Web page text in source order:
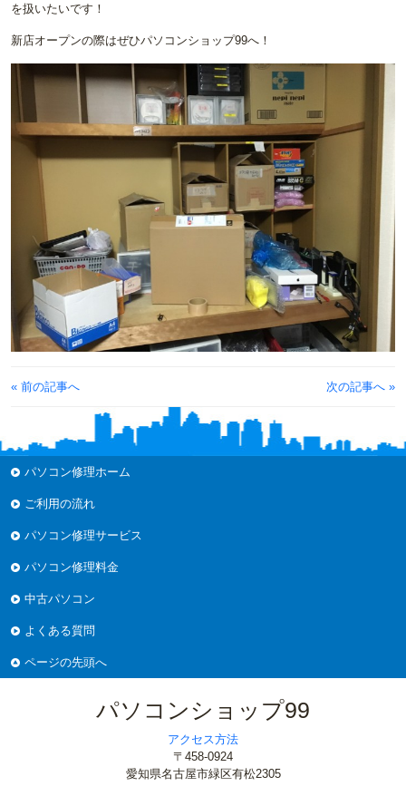
を扱いたいです！
新店オープンの際はぜひパソコンショップ99へ！
« 前の記事へ 次の記事へ »
パソコン修理ホーム
ご利用の流れ
パソコン修理サービス
パソコン修理料金
中古パソコン
よくある質問
ページの先頭へ
パソコンショップ99
アクセス方法
〒458-0924
愛知県名古屋市緑区有松2305